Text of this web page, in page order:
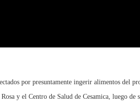
por presuntamente ingerir alimentos del
y el Centro de Salud de Cesamica, luego